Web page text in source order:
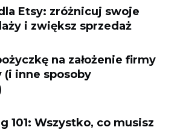
Etsy: zróżnicuj swoje
i zwiększ sprzedaż
na założenie firmy
(i inne sposoby
101: Wszystko, co musisz